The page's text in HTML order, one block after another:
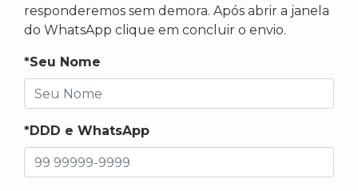
responderemos sem demora. Após abrir a janela
do WhatsApp clique em concluir o envio.
*Seu Nome
*DDD e WhatsApp